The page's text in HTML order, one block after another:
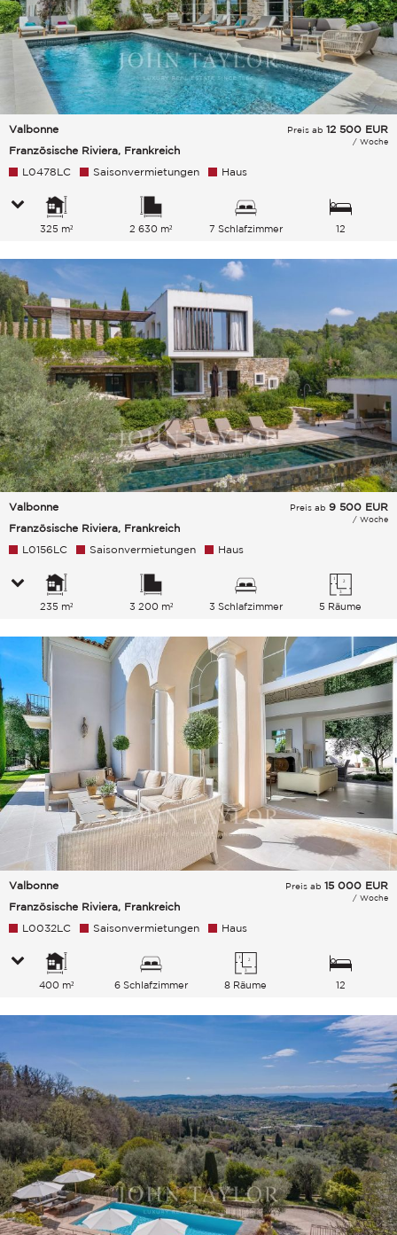
Valbonne
Französische Riviera, Frankreich
Preis ab 12 500 EUR
/ Woche
L0478LC Saisonvermietungen Haus
325 m² 2 630 m² 7 Schlafzimmer
12
Valbonne
Französische Riviera, Frankreich
Preis ab 9 500 EUR
/ Woche
L0156LC Saisonvermietungen Haus
235 m² 3 200 m² 3 Schlafzimmer 5 Räume
Valbonne
Französische Riviera, Frankreich
Preis ab 15 000 EUR
/ Woche
L0032LC Saisonvermietungen Haus
400 m² 6 Schlafzimmer 8 Räume
12